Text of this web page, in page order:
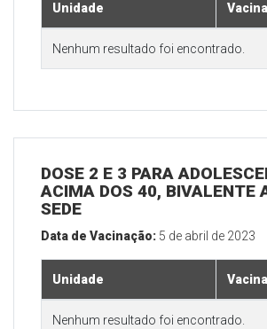
Unidade Vacina
Nenhum resultado foi encontrado.
DOSE 2 E 3 PARA
ACIMA DOS 40, BIVALENTE
SEDE
Data de Vacinação: 5 de abril de 2023
Unidade Vacina
Nenhum resultado foi encontrado.